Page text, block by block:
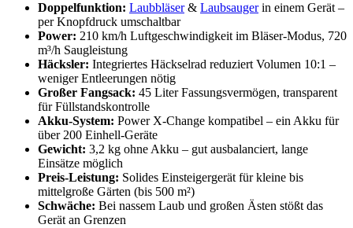
Doppelfunktion: Laubbläser& Laubsaugerin einem Gerät –
per Knopfdruck umschaltbar
Power: 210 km/h Luftgeschwindigkeit im Bläser-Modus, 720
m³/h Saugleistung
Häcksler: Integriertes Häckselrad reduziert Volumen 10:1 –
weniger Entleerungen nötig
Großer Fangsack: 45 Liter Fassungsvermögen, transparent
für Füllstandskontrolle
Akku-System: Power X-Change kompatibel – ein Akku für
über 200 Einhell-Geräte
Gewicht: 3,2 kg ohne Akku – gut ausbalanciert, lange
Einsätze möglich
Preis-Leistung: Solides Einsteigergerät für kleine bis
mittelgroße Gärten (bis 500 m²)
Schwäche: Bei nassem Laub und großen Ästen stößt das
Gerät an Grenzen